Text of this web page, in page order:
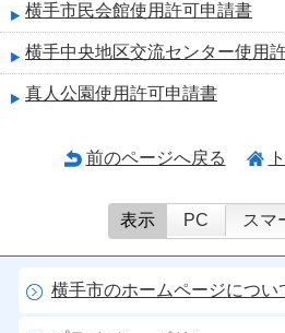
横手市民会館使用許可申請書
横手中央地区交流センター使用
真人公園使用許可申請書
前のページへ戻る
表示 PC スマ
横手市のホームページについ